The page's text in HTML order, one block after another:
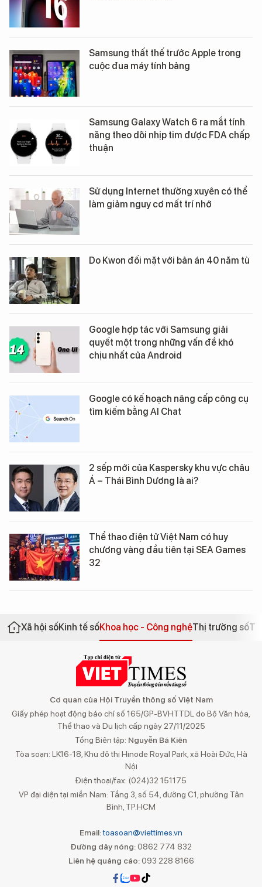
Samsung thất thế trước Apple trong
cuộc đua máy tính bảng
Samsung Galaxy Watch 6 ra mắt tính
năng theo dõi nhịp tim được FDA chấp
thuận
Sử dụng Internet thường xuyên có thể
làm giảm nguy cơ mất trí nhớ
Do Kwon đối mặt với bản án 40 năm tù
Google hợp tác với Samsung giải
quyết một trong những vấn đề khó
chịu nhất của Android
Google có kế hoạch nâng cấp công cụ
tìm kiếm bằng AI Chat
2 sếp mới của Kaspersky khu vực châu
Á – Thái Bình Dương là ai?
Thể thao điện tử Việt Nam có huy
chương vàng đầu tiên tại SEA Games
32
Xã hội sốKinh tế sốKhoa học - Công nghệThị trường số
Cơ quan của Hội Truyền thông số Việt Nam
Giấy phép hoạt động báo chí số 165/GP-BVHTTDL do Bộ Văn hóa,
Thể thao và Du lịch cấp ngày 27/11/2025
Tổng Biên tập: Nguyễn Bá Kiên
Tòa soạn: LK16-18, Khu đô thị Hinode Royal Park, xã Hoài Đức, Hà
Nội
Điện thoại/fax: (024)32 151175
VP đại diện tại miền Nam: Tầng 3, số 54, đường C1, phường Tân
Bình, TP.HCM
Email:toasoan@viettimes.vn
Đường dây nóng: 0862 774 832
Liên hệ quảng cáo:093 228 8166